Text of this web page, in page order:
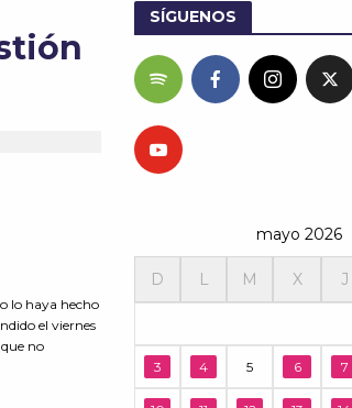
lo haya hecho
el viernes
no
SÍGUENOS
mayo 2026
D L M X J
3 4 5 6 7